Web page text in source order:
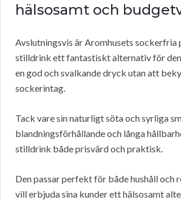
hälsosamt och
Avslutningsvis är Aromhusets sockerfria
stilldrink ett fantastiskt alternativ för
en god och svalkande dryck utan att
sockerintag.
Tack vare sin naturligt söta och syrliga
blandningsförhållande och långa
stilldrink både prisvärd och praktisk.
Den passar perfekt för både hushåll och
vill erbjuda sina kunder ett hälsosamt